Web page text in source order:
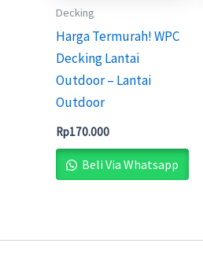
Decking
Harga Termurah! WPC
Decking Lantai
Outdoor – Lantai
Outdoor
Rp170.000
Beli Via Whatsapp